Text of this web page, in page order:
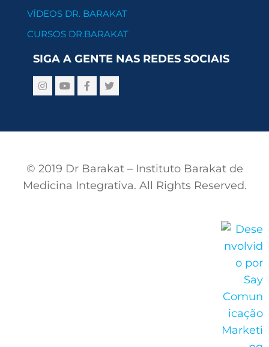
VÍDEOS DR. BARAKAT
CURSOS DR.BARAKAT
SIGA A GENTE NAS REDES SOCIAIS
© 2019 Dr Barakat – Instituto Barakat de
Medicina Integrativa. All Rights Reserved.